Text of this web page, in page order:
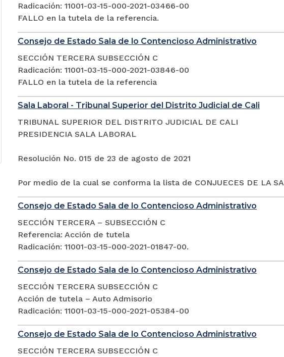
Radicación: 11001-03-15-000-2021-03466-00
FALLO en la tutela de la referencia.
Consejo de Estado Sala de lo Contencioso Administrativo
SECCIÓN TERCERA SUBSECCIÓN C
Radicación: 11001-03-15-000-2021-03846-00
FALLO en la tutela de la referencia
Sala Laboral - Tribunal Superior del Distrito Judicial de Cali
TRIBUNAL SUPERIOR DEL DISTRITO JUDICIAL DE CALI
PRESIDENCIA SALA LABORAL
Resolución No. 015 de 23 de agosto de 2021
Por medio de la cual se conforma la lista de CONJUECES DE LA
Consejo de Estado Sala de lo Contencioso Administrativo
SECCIÓN TERCERA – SUBSECCIÓN C
Referencia: Acción de tutela
Radicación: 11001-03-15-000-2021-01847-00.
Consejo de Estado Sala de lo Contencioso Administrativo
SECCIÓN TERCERA SUBSECCIÓN C
Acción de tutela – Auto Admisorio
Radicación: 11001-03-15-000-2021-05384-00
Consejo de Estado Sala de lo Contencioso Administrativo
SECCIÓN TERCERA SUBSECCIÓN C